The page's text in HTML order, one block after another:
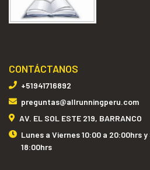
CONTÁCTANOS
+51941716892
preguntas@allrunningperu.com
AV. EL SOL ESTE 219, BARRANCO
Lunes a Viernes 10:00 a 20:00hrs
18:00hrs